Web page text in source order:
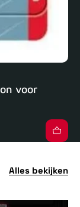
voor
Alles bekijken